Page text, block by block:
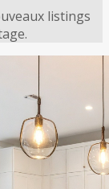
listings